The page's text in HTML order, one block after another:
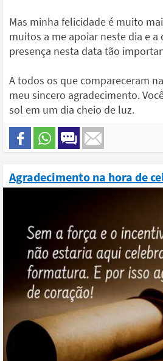
Mas minha felicidade é muito
muitos a me apoiar neste dia e a
presença nesta data tão
A todos os que compareceram
meu sincero agradecimento.
sol em um dia cheio de luz.
Agradecimento na hora de